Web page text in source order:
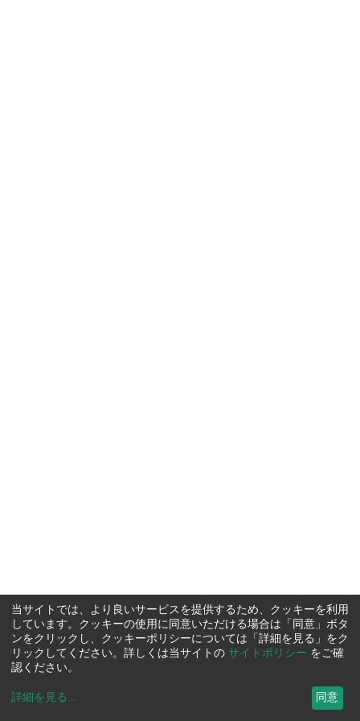
当サイトでは、より良いサービスを提供するため、クッキーを利用
しています。クッキーの使用に同意いただける場合は「同意」ボタ
ンをクリックし、クッキーポリシーについては「詳細を見る」をク
リックしてください。詳しくは当サイトの サイトポリシー をご確
認ください。
詳細を見る ... 同意